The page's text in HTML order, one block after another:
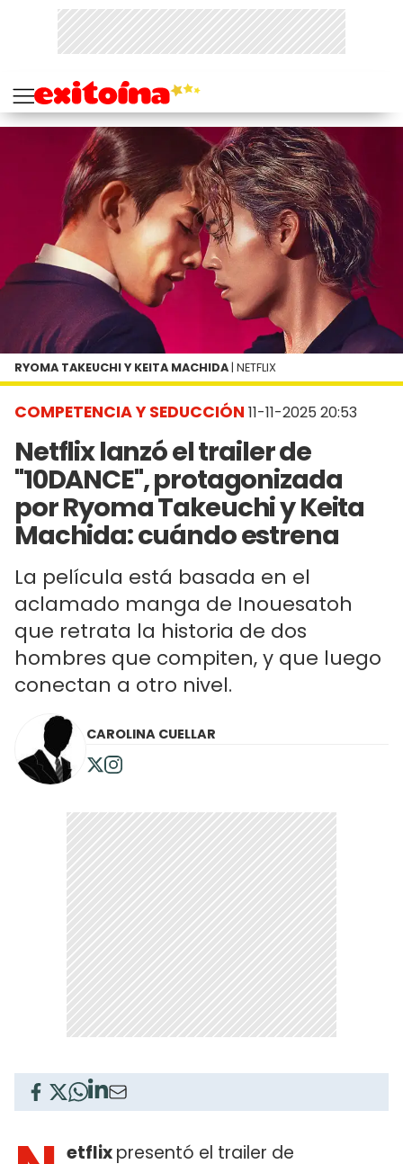
COMPETENCIA Y SEDUCCIÓN 11-11-2025 20:53
Netflix lanzó el trailer de
"10DANCE", protagonizada
por Ryoma Takeuchi y Keita
Machida: cuándo estrena
La película está basada en el
aclamado manga de Inouesatoh
que retrata la historia de dos
hombres que compiten, y que luego
conectan a otro nivel.
RYOMA TAKEUCHI Y KEITA MACHIDA | NETFLIX
CAROLINA CUELLAR
etflixpresentó el trailer de